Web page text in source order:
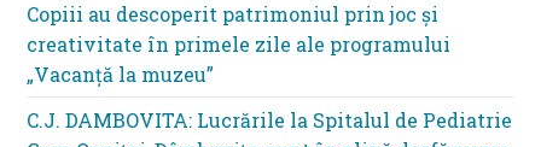
Copiii au descoperit patrimoniul prin joc și
creativitate în primele zile ale programului
„Vacanță la muzeu”
C.J. DAMBOVITA: Lucrările la Spitalul de Pediatrie